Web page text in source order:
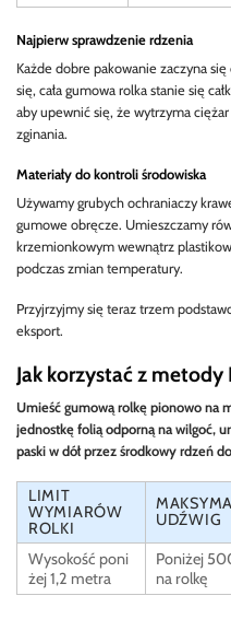
Najpierw sprawdzenie rdzenia
Każde dobre pakowanie zaczyna
się, cała gumowa rolka stanie się
aby upewnić się, że wytrzyma
zginania.
Materiały do kontroli środowiska
Używamy grubych ochraniaczy
gumowe obręcze. Umieszczamy
krzemionkowym wewnątrz
podczas zmian temperatury.
Przyjrzyjmy się teraz trzem
eksport.
Jak korzystać z
Umieść gumową rolkę pionowo na
jednostkę folią odporną na wilgoć,
paski w dół przez środkowy rdzeń
LIMIT
WYMIARÓW
ROLKI
UDŹWIG
Wysokość poni
żej 1,2 metra
Poniżej
na rolkę